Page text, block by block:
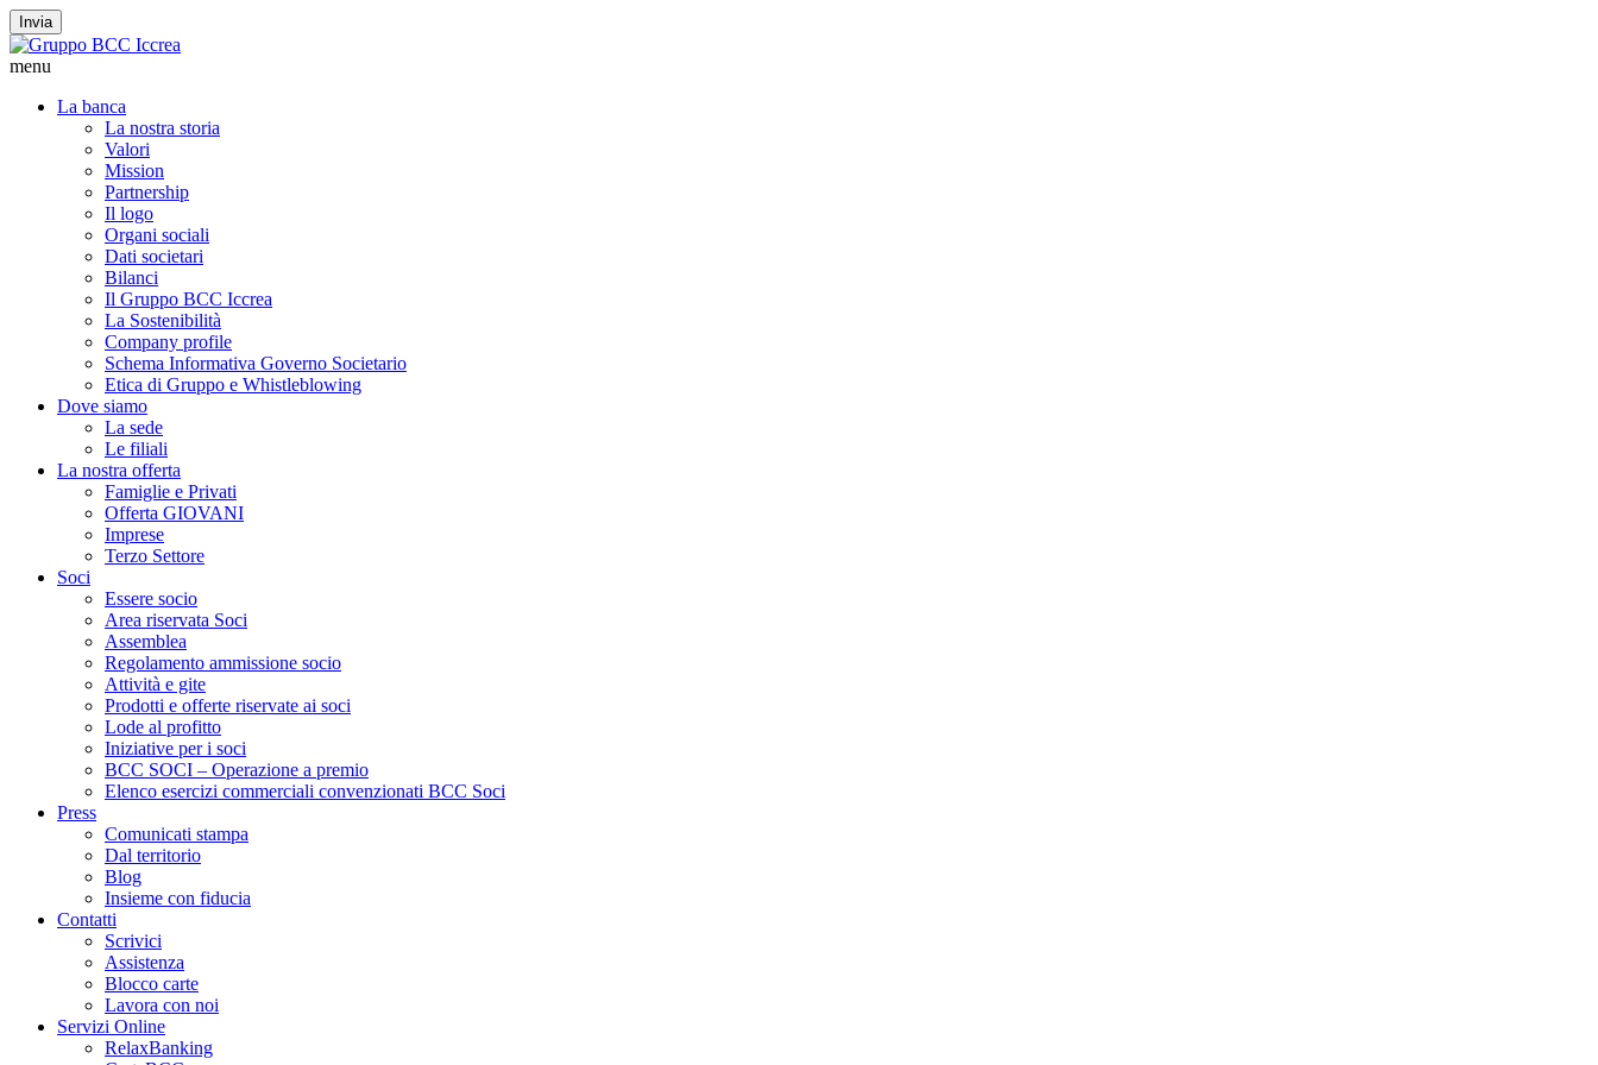
Invia
menu
La banca
La nostra storia
Valori
Mission
Partnership
Il logo
Organi sociali
Dati societari
Bilanci
Il Gruppo BCC Iccrea
La Sostenibilità
Company profile
Schema Informativa Governo Societario
Etica di Gruppo e Whistleblowing
Dove siamo
La sede
Le filiali
La nostra offerta
Famiglie e Privati
Offerta GIOVANI
Imprese
Terzo Settore
Soci
Essere socio
Area riservata Soci
Assemblea
Regolamento ammissione socio
Attività e gite
Prodotti e offerte riservate ai soci
Lode al profitto
Iniziative per i soci
BCC SOCI – Operazione a premio
Elenco esercizi commerciali convenzionati BCC Soci
Press
Comunicati stampa
Dal territorio
Blog
Insieme con fiducia
Contatti
Scrivici
Assistenza
Blocco carte
Lavora con noi
Servizi Online
RelaxBanking